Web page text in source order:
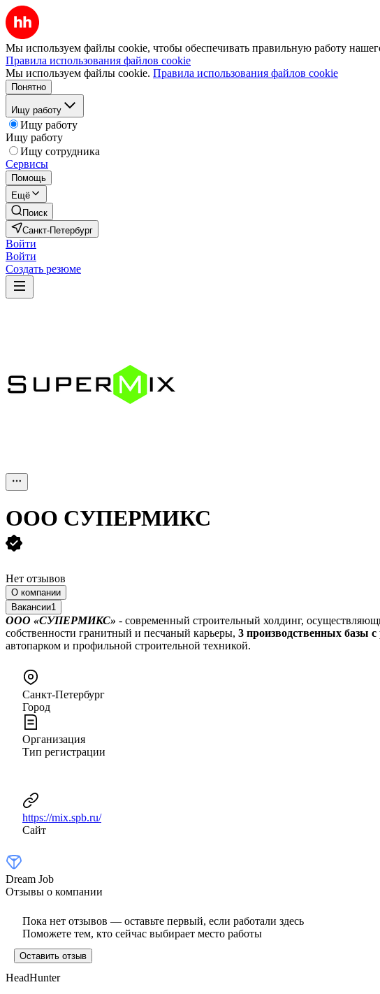
Мы используем файлы cookie, чтобы обеспечивать правильную работу
Правила использования файлов cookie
Мы используем файлы cookie. Правила использования файлов cookie
Понятно
Ищу работу
Ищу работу
Ищу работу
Ищу сотрудника
Сервисы
Помощь
Ещё
Поиск
Санкт-Петербург
Войти
Войти
Создать резюме
ООО СУПЕРМИКС
Нет отзывов
О компании
Вакансии1
ООО «СУПЕРМИКС» - современный строительный холдинг,
собственности гранитный и песчаный карьеры, 3 производственных базы
автопарком и профильной строительной техникой.
Санкт-Петербург
Город
Организация
Тип регистрации
https://mix.spb.ru/
Сайт
Dream Job
Отзывы о компании
Пока нет отзывов — оставьте первый, если работали здесь
Поможете тем, кто сейчас выбирает место работы
Оставить отзыв
HeadHunter